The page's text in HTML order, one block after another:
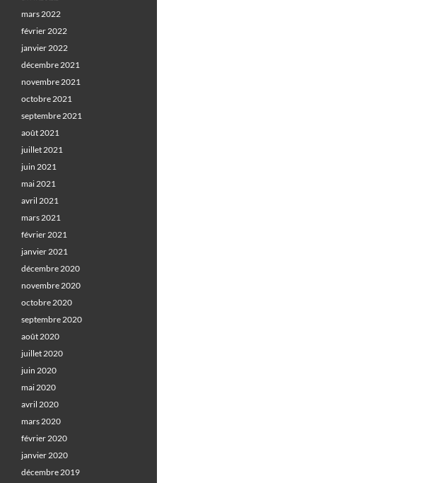
mars 2022
février 2022
janvier 2022
décembre 2021
novembre 2021
octobre 2021
septembre 2021
août 2021
juillet 2021
juin 2021
mai 2021
avril 2021
mars 2021
février 2021
janvier 2021
décembre 2020
novembre 2020
octobre 2020
septembre 2020
août 2020
juillet 2020
juin 2020
mai 2020
avril 2020
mars 2020
février 2020
janvier 2020
décembre 2019